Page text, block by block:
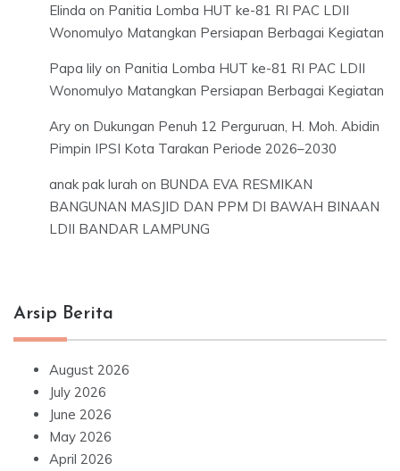
Elinda on Panitia Lomba HUT ke-81 RI PAC LDII
Wonomulyo Matangkan Persiapan Berbagai Kegiatan
Papa lily on Panitia Lomba HUT ke-81 RI PAC LDII
Wonomulyo Matangkan Persiapan Berbagai Kegiatan
Ary on Dukungan Penuh 12 Perguruan, H. Moh. Abidin
Pimpin IPSI Kota Tarakan Periode 2026–2030
anak pak lurah on BUNDA EVA RESMIKAN
BANGUNAN MASJID DAN PPM DI BAWAH BINAAN
LDII BANDAR LAMPUNG
Arsip Berita
August 2026
July 2026
June 2026
May 2026
April 2026